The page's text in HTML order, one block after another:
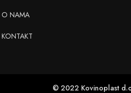
O NAMA
KONTAKT
© 2022 Kovinoplast